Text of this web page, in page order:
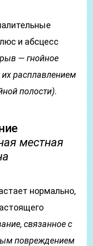
и абсцесс
— гнойное
их расплавлением
полости).
местная
нормально,
связанное с
повреждением